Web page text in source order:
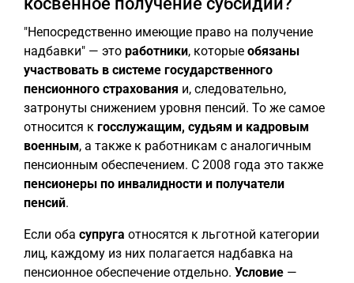
"Непосредственно имеющие право на получение
надбавки" — это работники, которые обязаны
участвовать в системе государственного
пенсионного страхования и, следовательно,
затронуты снижением уровня пенсий. То же самое
относится к госслужащим, судьям и кадровым
военным, а также к работникам с аналогичным
пенсионным обеспечением. С 2008 года это также
пенсионеры по инвалидности и получатели
пенсий.
Если оба супруга относятся к льготной категории
лиц, каждому из них полагается надбавка на
пенсионное обеспечение отдельно. Условие —